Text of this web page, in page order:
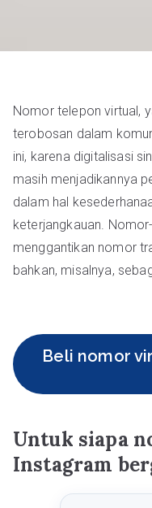
Nomor telepon virtual,
terobosan dalam
ini, karena digitalisasi
masih menjadikannya
dalam hal
keterjangkauan.
menggantikan nomor
bahkan, misalnya,
Beli nomor
Untuk siapa
Instagram